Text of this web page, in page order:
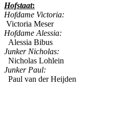
Hofstaat:
Hofdame Victoria:
Victoria Meser
Hofdame Alessia:
Alessia Bibus
Junker Nicholas:
Nicholas Lohlein
Junker Paul:
Paul van der Heijden